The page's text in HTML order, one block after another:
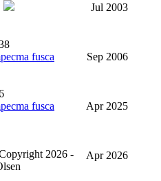
Jul 2003
Sep 2006
Apr 2025
Apr 2026
2026 -